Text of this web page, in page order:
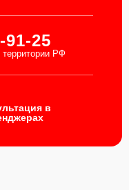
91-25
территории РФ
в